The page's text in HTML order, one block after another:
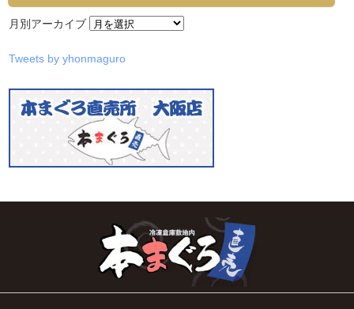
月別アーカイブ
Tweets by yhonmaguro